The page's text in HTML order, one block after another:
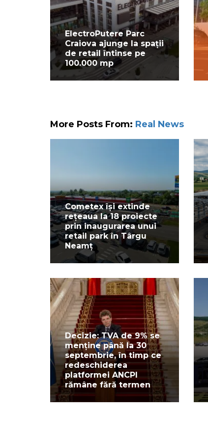
ElectroPutere Parc
Craiova ajunge la spații
de retail întinse pe
100.000 mp
More Posts From: Real News
Cometex își extinde
rețeaua la 18 proiecte
prin inaugurarea unui
retail park în Târgu
Neamț
Decizie: TVA de 9% se
menține până la 30
septembrie, în timp ce
redeschiderea
platformei ANCPI
rămâne fără termen